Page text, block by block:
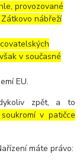
provozované
nábřeží
v současné
EU.
zpět, a to
v patičce
máte právo: